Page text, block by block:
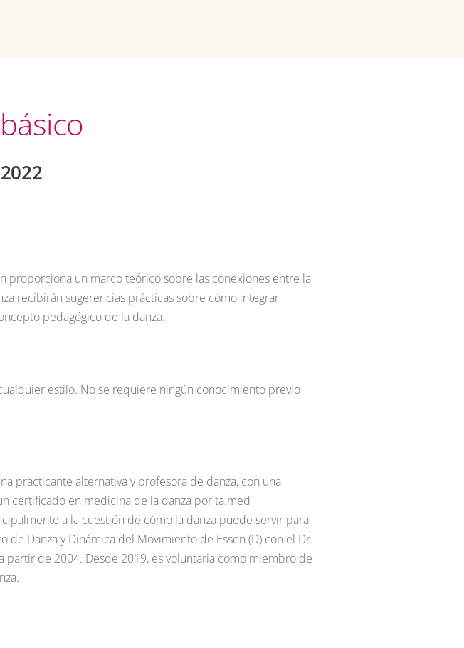
proporciona un marco teórico sobre las conexiones entre la
recibirán sugerencias prácticas sobre cómo integrar
pedagógico de la danza.
estilo. No se requiere ningún conocimiento previo
practicante alternativa y profesora de danza, con una
certificado en medicina de la danza por ta.med
a la cuestión de cómo la danza puede servir para
Danza y Dinámica del Movimiento de Essen (D) con el Dr.
de 2004. Desde 2019, es voluntaria como miembro de